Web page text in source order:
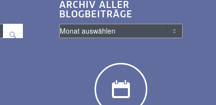
ARCHIV ALLER
BLOGBEITRÄGE